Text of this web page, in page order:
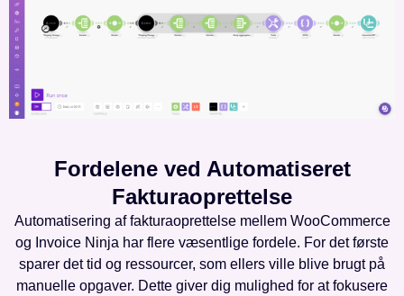
Fordelene ved Automatiseret
Fakturaoprettelse
Automatisering af fakturaoprettelse mellem WooCommerce
og Invoice Ninja har flere væsentlige fordele. For det første
sparer det tid og ressourcer, som ellers ville blive brugt på
manuelle opgaver. Dette giver dig mulighed for at fokusere